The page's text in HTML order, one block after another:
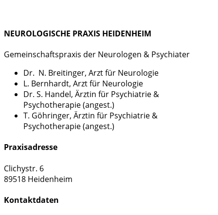
NEUROLOGISCHE PRAXIS HEIDENHEIM
Gemeinschaftspraxis der Neurologen & Psychiater
Dr. N. Breitinger, Arzt für Neurologie
L. Bernhardt, Arzt für Neurologie
Dr. S. Handel, Ärztin für Psychiatrie &
Psychotherapie (angest.)
T. Göhringer, Ärztin für Psychiatrie &
Psychotherapie (angest.)
Praxisadresse
Clichystr. 6
89518 Heidenheim
Kontaktdaten